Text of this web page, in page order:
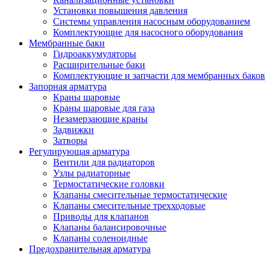
Установки повышения давления
Системы управления насосным оборудованием
Комплектующие для насосного оборудования
Мембранные баки
Гидроаккумуляторы
Расширительные баки
Комплектующие и запчасти для мембранных баков
Запорная арматура
Краны шаровые
Краны шаровые для газа
Незамерзающие краны
Задвижки
Затворы
Регулирующая арматура
Вентили для радиаторов
Узлы радиаторные
Термостатические головки
Клапаны смесительные термостатические
Клапаны смесительные трехходовые
Приводы для клапанов
Клапаны балансировочные
Клапаны соленоидные
Предохранительная арматура